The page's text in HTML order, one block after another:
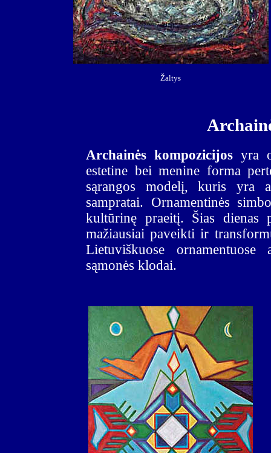
Žaltys
Archainės kompozicijos yra
estetine bei menine forma
sąrangos modelį, kuris yra
sampratai. Ornamentinės
kultūrinę praeitį. Šias dienas
mažiausiai paveikti ir
Lietuviškuose ornamentuose
sąmonės klodai.